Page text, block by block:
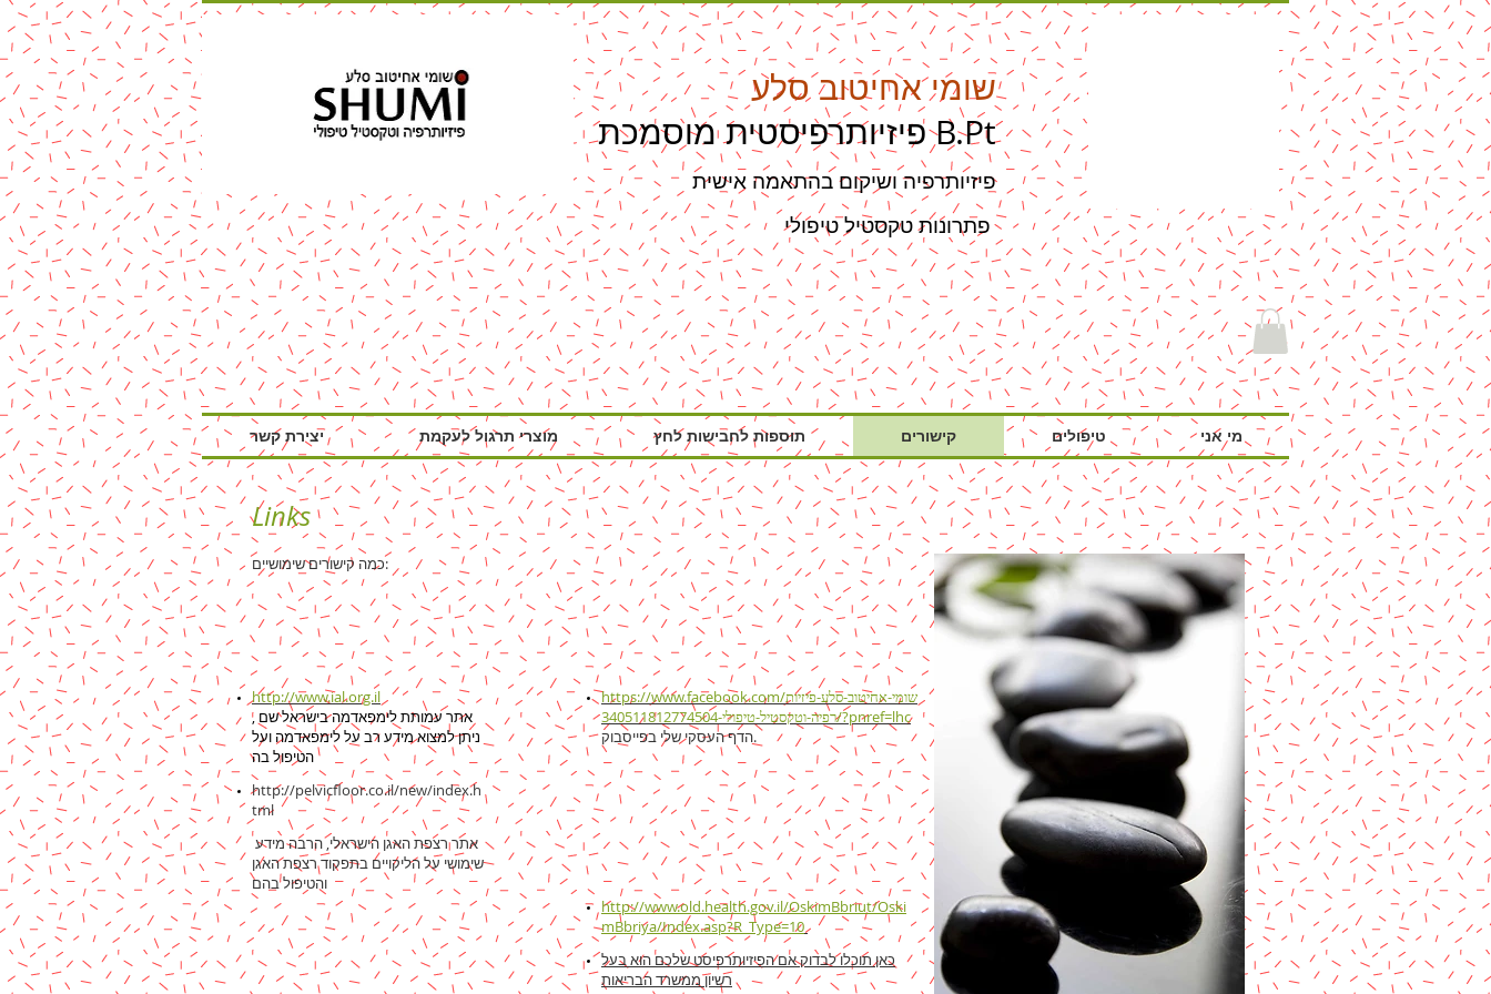
שומי אחיטוב סלע
פיזיותרפיסטית מוסמכת B.Pt
פיזיותרפיה ושיקום בהתאמה אישית
פתרונות טקסטיל טיפולי
יצירת קשר מוצרי תרגול לעקמת תוספות לחבישות לחץ קישורים טיפולים מי אני
Links
כמה קישורים שימושיים:
http://www.ial.org.il
, אתר עמותת לימפאדמה בישראל שם
ניתן למצוא מידע רב על לימפאדמה ועל
הטיפול בה
http://pelvicfloor.co.il/new/index.h
tml
אתר רצפת האגן הישראלי, הרבה מידע
שימושי על הליקויים בתפקוד רצפת האגן
והטיפול בהם
https://www.facebook.com/שומי-אחיטוב-סלע-פיזיות
רפיה-וטקסטיל-טיפולי-340511812774504/?pnref=lhc
הדף העסקי שלי בפייסבוק.
http://www.old.health.gov.il/OskimBbriut/Oski
mBbriya/Index.asp?R_Type=10
כאן תוכלו לבדוק אם הפיזיותרפיסט שלכם הוא בעל
רשיון ממשרד הבריאות